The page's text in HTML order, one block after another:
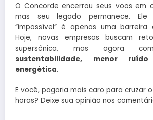
O Concorde encerrou seus voos em
mas seu legado permanece.
“impossível” é apenas uma
Hoje, novas empresas buscam
supersônica, mas agora
sustentabilidade, menor
energética.
E você, pagaria mais caro para cruzar
horas? Deixe sua opinião nos